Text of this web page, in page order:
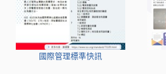
國際管理標準快訊